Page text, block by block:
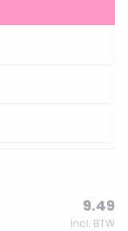
9.49
Incl. BTW